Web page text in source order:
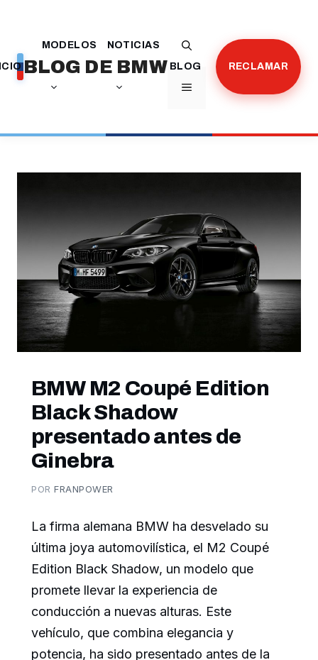
contenido
BLOG DE BMW
MENÚ
MODELOS
NOTICIAS
BLOG
RECLAMAR
BMW M2 Coupé Edition
Black Shadow
presentado antes de
Ginebra
PORFRANPOWER
La firma alemana BMW ha desvelado su
última joya automovilística, el M2 Coupé
Edition Black Shadow, un modelo que
promete llevar la experiencia de
conducción a nuevas alturas. Este
vehículo, que combina elegancia y
potencia, ha sido presentado antes de la